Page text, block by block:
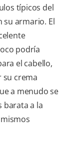
típicos del
su armario. El
podría
el cabello,
su crema
a menudo se
barata a la